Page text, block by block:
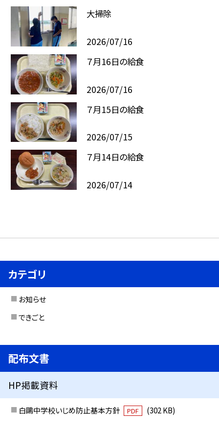
大掃除
2026/07/16
７月16日の給食
2026/07/16
７月15日の給食
2026/07/15
７月14日の給食
2026/07/14
カテゴリ
お知らせ
できごと
配布文書
HP掲載資料
白鷗中学校いじめ防止基本方針 PDF (302 KB)